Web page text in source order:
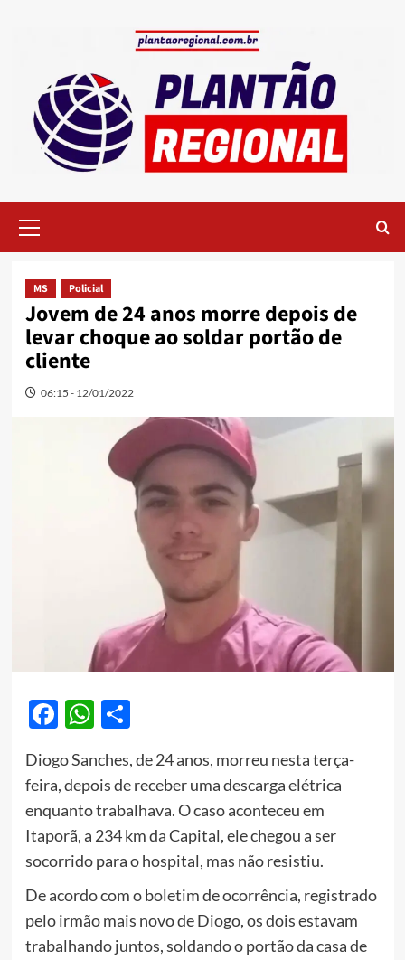
Menu
MS Policial
Jovem de 24 anos morre depois de
levar choque ao soldar portão de
cliente
06:15 - 12/01/2022
Facebook
WhatsApp
Share
Diogo Sanches, de 24 anos, morreu nesta terça-
feira, depois de receber uma descarga elétrica
enquanto trabalhava. O caso aconteceu em
Itaporã, a 234 km da Capital, ele chegou a ser
socorrido para o hospital, mas não resistiu.
De acordo com o boletim de ocorrência, registrado
pelo irmão mais novo de Diogo, os dois estavam
trabalhando juntos, soldando o portão da casa de